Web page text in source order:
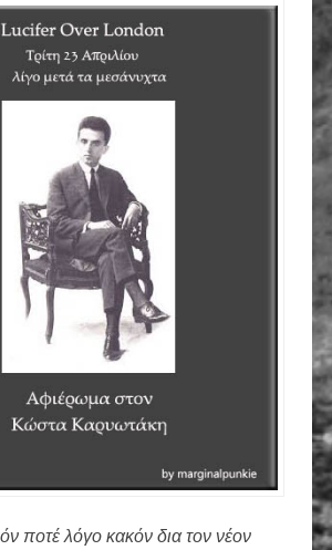
ποτέ λόγο κακόν δια τον νέον